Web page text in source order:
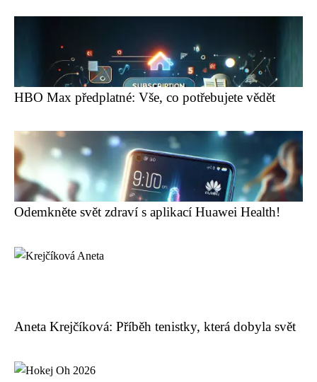
HBO Max předplatné: Vše, co potřebujete vědět
Odemkněte svět zdraví s aplikací Huawei Health!
Aneta Krejčíková: Příběh tenistky, která dobyla svět